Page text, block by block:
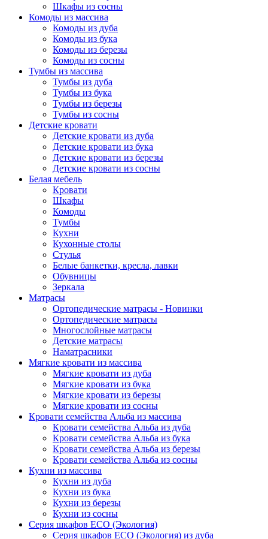
Шкафы из сосны
Комоды из массива
Комоды из дуба
Комоды из бука
Комоды из березы
Комоды из сосны
Тумбы из массива
Тумбы из дуба
Тумбы из бука
Тумбы из березы
Тумбы из сосны
Детские кровати
Детские кровати из дуба
Детские кровати из бука
Детские кровати из березы
Детские кровати из сосны
Белая мебель
Кровати
Шкафы
Комоды
Тумбы
Кухни
Кухонные столы
Стулья
Белые банкетки, кресла, лавки
Обувницы
Зеркала
Матрасы
Ортопедические матрасы - Новинки
Ортопедические матрасы
Многослойные матрасы
Детские матрасы
Наматрасники
Мягкие кровати из массива
Мягкие кровати из дуба
Мягкие кровати из бука
Мягкие кровати из березы
Мягкие кровати из сосны
Кровати семейства Альба из массива
Кровати семейства Альба из дуба
Кровати семейства Альба из бука
Кровати семейства Альба из березы
Кровати семейства Альба из сосны
Кухни из массива
Кухни из дуба
Кухни из бука
Кухни из березы
Кухни из сосны
Серия шкафов ECO (Экология)
Серия шкафов ECO (Экология) из дуба